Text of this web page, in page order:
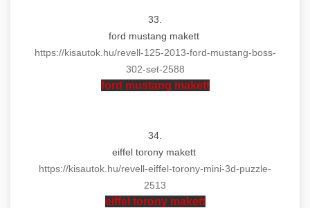
33.
ford mustang makett
https://kisautok.hu/revell-125-2013-ford-mustang-boss-
302-set-2588
ford mustang makett
34.
eiffel torony makett
https://kisautok.hu/revell-eiffel-torony-mini-3d-puzzle-
2513
eiffel torony makett